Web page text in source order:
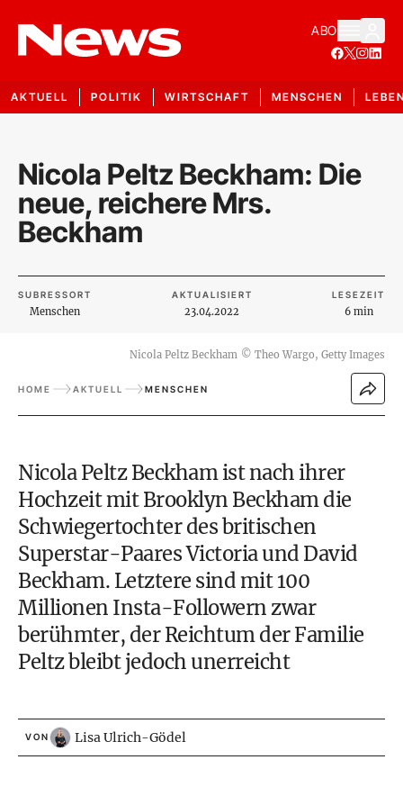
ABO
AKTUELL POLITIK WIRTSCHAFT MENSCHEN
Nicola Peltz Beckham: Die
neue, reichere Mrs.
Beckham
SUBRESSORT
Menschen
AKTUALISIERT
23.04.2022
LESEZEIT
6 min
Nicola Peltz Beckham © Theo Wargo, Getty Images
HOME AKTUELL MENSCHEN
Nicola Peltz Beckham ist nach ihrer
Hochzeit mit Brooklyn Beckham die
Schwiegertochter des britischen
Superstar-PaaresVictoria und David
Beckham. Letztere sind mit 100
Millionen Insta-Followern zwar
berühmter, der Reichtum der Familie
Peltz bleibt jedoch unerreicht
VON Lisa Ulrich-Gödel